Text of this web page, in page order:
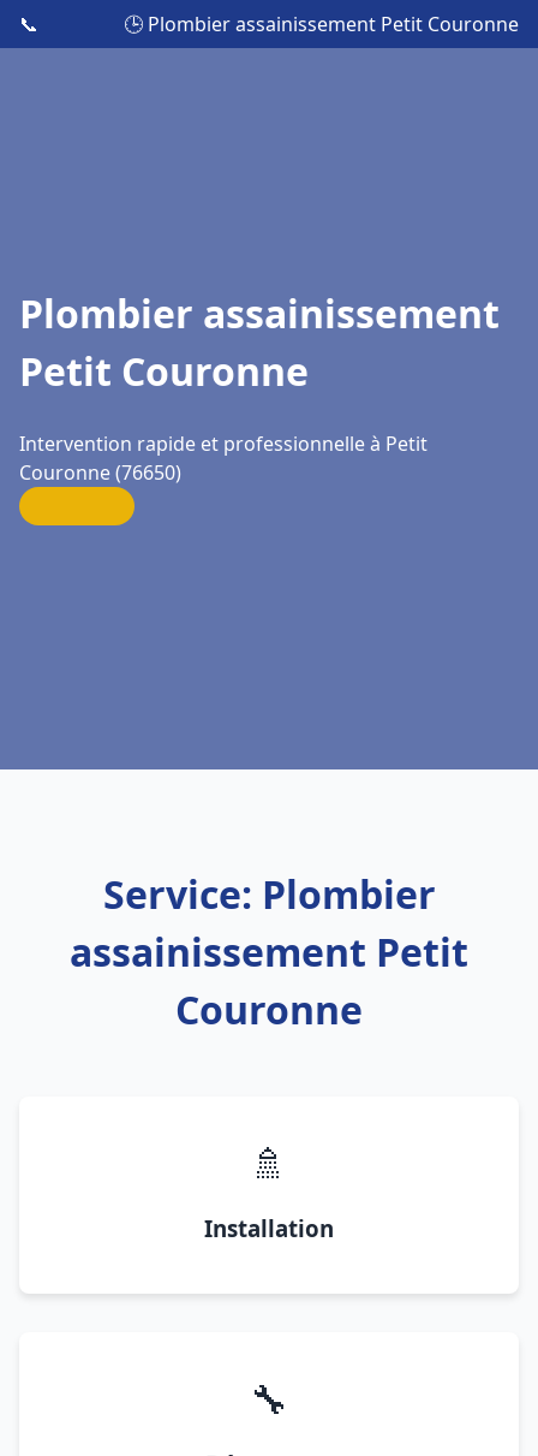
📞 🕒 Plombier assainissement Petit Couronne
Plombier assainissement
Petit Couronne
Intervention rapide et professionnelle à Petit
Couronne (76650)
Service: Plombier
assainissement Petit
Couronne
🚿
Installation
🔧